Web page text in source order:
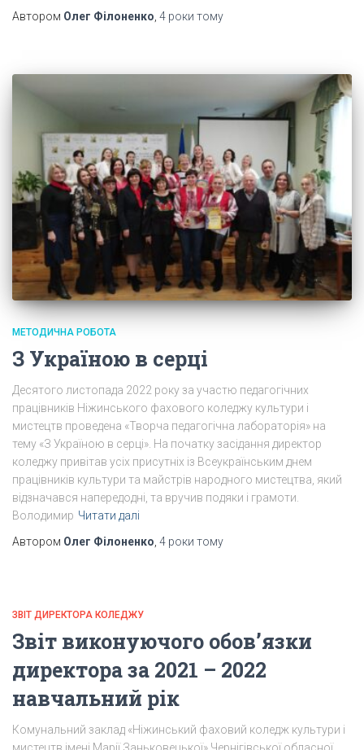
Автором Олег Філоненко 4 роки тому
МЕТОДИЧНА РОБОТА
З Україною в серці
Десятого листопада 2022 року за участю педагогічних
працівників Ніжинського фахового коледжу культури і
мистецтв проведена «Творча педагогічна лабораторія» на
тему «З Україною в серці». На початку засідання директор
коледжу привітав усіх присутніх із Всеукраїнським днем
працівників культури та майстрів народного мистецтва, який
відзначався напередодні, та вручив подяки і грамоти.
Володимир Читати далі
Автором Олег Філоненко, 4 роки тому
ЗВІТ ДИРЕКТОРА КОЛЕДЖУ
Звіт виконуючого обов’язки
директораза 2021 – 2022
навчальний рік
Комунальний заклад «Ніжинський фаховий коледж культури і